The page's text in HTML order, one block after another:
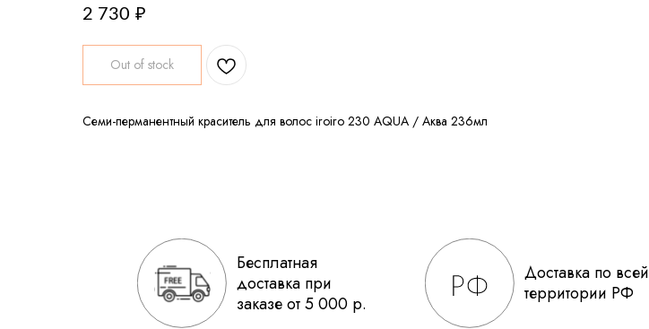
2 730 ₽
Out of stock
Семи-перманентный краситель для волос iroiro 230 AQUA / Аква 236мл
Доставка по всей
территории РФ
Бесплатная
доставка при
заказе от 5 000 р.